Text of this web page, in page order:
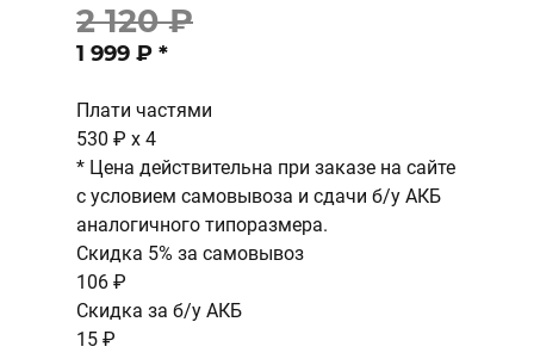
2 120 ₽
1 999 ₽ *
Плати частями
530 ₽ x 4
* Цена действительна при заказе на сайте
с условием самовывоза и сдачи б/у АКБ
аналогичного типоразмера.
Скидка 5% за самовывоз
106 ₽
Скидка за б/у АКБ
15 ₽